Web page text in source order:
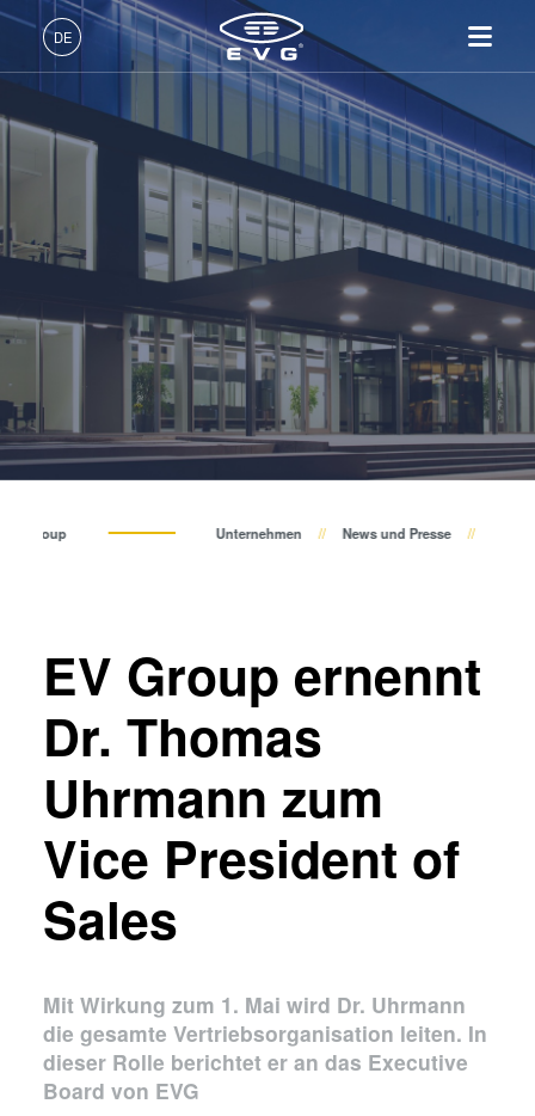
DE
Deutsch (DE)
日本語 (JA)
Produkte
Lithographie
Nanopräge-Lithographie
Metrologie
Dienstleistungen zur
Prozessentwicklung
Technologien
IR LayerRelease™
Technology
MLE™ - Maskless Exposure
Technologie
Nanopräge-Lithographie
(NIL) - SmartNIL®
Wafer-Level Optics
Optische Lithographie
Fotolackverarbeitung
Bonden
Anodisches Bonden
Hybrid- und Fusionsbonden
Hybrid Bonding
ComBond® Technologie
Metrologie
Unternehmen
Über EVG
Globale Präsenz
News und Presse
Events
Lieferanten und Partner
R&D Projects
INSIDER-Jobs
Arbeitsbereiche
INSIDER-Benefits
INSIDER
Wie werde ich INSIDER?
Infos für Schulen, Schüler
und Studenten
EV Group Unternehmen News und Presse
EV Group ernennt
Dr. Thomas
Uhrmann zum
Vice President of
Sales
Mit Wirkung zum 1. Mai wird Dr. Uhrmann
die gesamte Vertriebsorganisation leiten. In
dieser Rolle berichtet er an das Executive
Board von EVG
Über EVG
Globale Präsenz
News und Presse
Events
Lieferanten und Partner
R&D Projects